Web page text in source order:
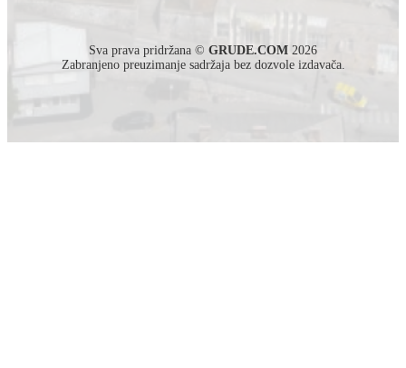
Sva prava pridržana © GRUDE.COM 2026
Zabranjeno preuzimanje sadržaja bez dozvole izdavača.